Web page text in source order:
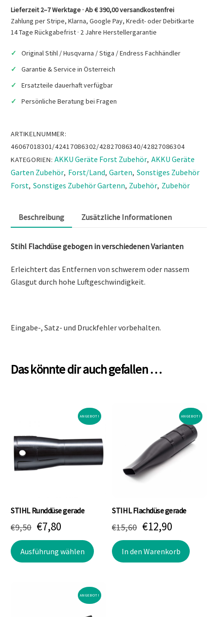
gebogen
Menge
Lieferzeit 2–7 Werktage · Ab € 390,00 versandkostenfrei
Zahlung per Stripe, Klarna, Google Pay, Kredit- oder Debitkarte
14 Tage Rückgabefrist · 2 Jahre Herstellergarantie
Original Stihl / Husqvarna / Stiga / Endress Fachhändler
Garantie & Service in Österreich
Ersatzteile dauerhaft verfügbar
Persönliche Beratung bei Fragen
ARTIKELNUMMER:
46067018301/42417086302/42827086340/42827086304
KATEGORIEN:AKKU Geräte Forst Zubehör, AKKU Geräte
Garten Zubehör, Forst/Land,Garten, Sonstiges Zubehör
Forst, Sonstiges Zubehör Gartenn, Zubehör, Zubehör
Beschreibung Zusätzliche Informationen
Stihl Flachdüse gebogen in verschiedenen Varianten
Erleichtert das Entfernen von schwerem oder nassem
Glasgut durch hohe Luftgeschwindigkeit.
Eingabe-, Satz- und Druckfehler vorbehalten.
Das könnte dir auch gefallen …
ANGEBOT!
STIHL Runddüse gerade
€9,50 Ursprünglicher
Preis
war:
€7,80Aktueller
Preis
ist:
Ausführung wählen
Dieses
Produkt
Varianten
ANGEBOT!
STIHL Flachdüse gerade
€15,60 Ursprünglicher
Preis
war:
€12,90Aktueller
Preis
ist:
In den Warenkorb
ANGEBOT!